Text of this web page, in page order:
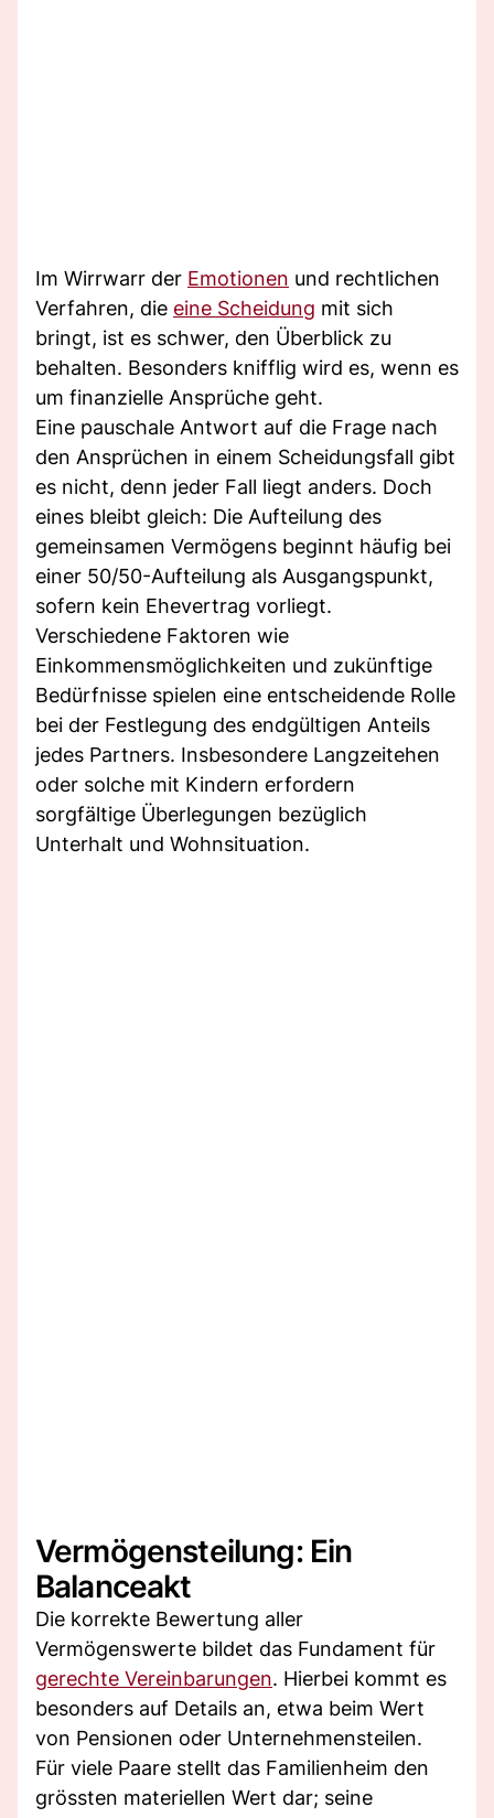
Im Wirrwarr der Emotionen und rechtlichen
Verfahren, die eine Scheidung mit sich
bringt, ist es schwer, den Überblick zu
behalten. Besonders knifflig wird es, wenn es
um finanzielle Ansprüche geht.
Eine pauschale Antwort auf die Frage nach
den Ansprüchen in einem Scheidungsfall gibt
es nicht, denn jeder Fall liegt anders. Doch
eines bleibt gleich: Die Aufteilung des
gemeinsamen Vermögens beginnt häufig bei
einer 50/50-Aufteilung als Ausgangspunkt,
sofern kein Ehevertrag vorliegt.
Verschiedene Faktoren wie
Einkommensmöglichkeiten und zukünftige
Bedürfnisse spielen eine entscheidende Rolle
bei der Festlegung des endgültigen Anteils
jedes Partners. Insbesondere Langzeitehen
oder solche mit Kindern erfordern
sorgfältige Überlegungen bezüglich
Unterhalt und Wohnsituation.
Vermögensteilung: Ein
Balanceakt
Die korrekte Bewertung aller
Vermögenswerte bildet das Fundament für
gerechte Vereinbarungen. Hierbei kommt es
besonders auf Details an, etwa beim Wert
von Pensionen oder Unternehmensteilen.
Für viele Paare stellt das Familienheim den
grössten materiellen Wert dar; seine